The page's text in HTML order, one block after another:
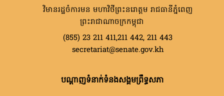
វិមានរដ្ឋចំការមន មហាវិថីព្រះនរោត្តម រាជធានីភ្នំពេញ
ព្រះរាជាណាចក្រកម្ពុជា
(855) 23 211 411,211 442, 211 443
secretariat@senate.gov.kh
បណ្តាញទំនាក់ទំនងសង្គមព្រឹទ្ធសភា